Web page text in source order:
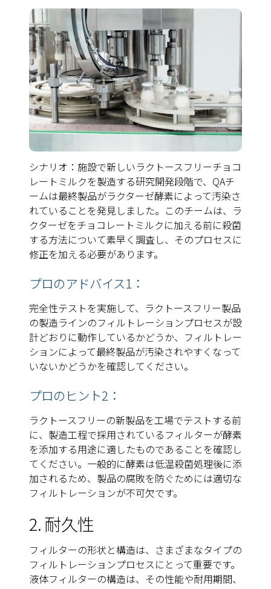
シナリオ：施設で新しいラクトースフリーチョコ
レートミルクを製造する研究開発段階で、QAチ
ームは最終製品がラクターゼ酵素によって汚染さ
れていることを発見しました。このチームは、ラ
クターゼをチョコレートミルクに加える前に殺菌
する方法について素早く調査し、そのプロセスに
修正を加える必要があります。
プロのアドバイス1：
完全性テストを実施して、ラクトースフリー製品
の製造ラインのフィルトレーションプロセスが設
計どおりに動作しているかどうか、フィルトレー
ションによって最終製品が汚染されやすくなって
いないかどうかを確認してください。
プロのヒント2：
ラクトースフリーの新製品を工場でテストする前
に、製造工程で採用されているフィルターが酵素
を添加する用途に適したものであることを確認し
てください。一般的に酵素は低温殺菌処理後に添
加されるため、製品の腐敗を防ぐためには適切な
フィルトレーションが不可欠です。
2. 耐久性
フィルターの形状と構造は、さまざまなタイプの
フィルトレーションプロセスにとって重要です。
液体フィルターの構造は、その性能や耐用期間、